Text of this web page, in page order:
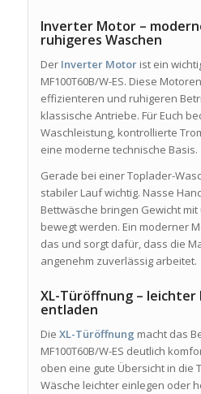
Inverter Motor –
ruhigeres Waschen
Der Inverter Motorist ein
MF100T60B/W-ES. Diese
effizienteren und ruhigeren
klassische Antriebe. Für Euch
Waschleistung, kontrollierte
eine moderne technische Basis.
Gerade bei einer Toplader-
stabiler Lauf wichtig. Nasse
Bettwäsche bringen Gewicht
bewegt werden. Ein moderner
das und sorgt dafür, dass die
angenehm zuverlässig arbeitet.
XL-Türöffnung – leichter
entladen
Die XL-Türöffnung macht das
MF100T60B/W-ES deutlich
oben eine gute Übersicht in die
Wäsche leichter einlegen oder